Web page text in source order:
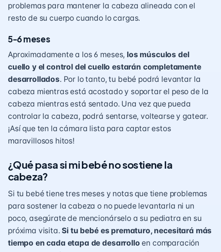
problemas para mantener la cabeza alineada con el
resto de su cuerpo cuando lo cargas.
5-6 meses
Aproximadamente a los 6 meses, los músculos del
cuello y el control del cuello estarán completamente
desarrollados. Por lo tanto, tu bebé podrá levantar la
cabeza mientras está acostado y soportar el peso de la
cabeza mientras está sentado. Una vez que pueda
controlar la cabeza, podrá sentarse, voltearse y gatear.
¡Así que ten la cámara lista para captar estos
maravillosos hitos!
¿Qué pasa si mi bebé no sostiene la
cabeza?
Si tu bebé tiene tres meses y notas que tiene problemas
para sostener la cabeza o no puede levantarla ni un
poco, asegúrate de mencionárselo a su pediatra en su
próxima visita.Si tu bebé es prematuro, necesitará más
tiempo en cada etapa de desarrollo en comparación